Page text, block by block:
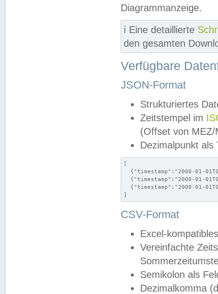
Diagrammanzeige.
ℹ️ Eine detaillierte
den gesamten
Verfügbare
JSON-Format
Strukturiertes
Zeitstempel im
(Offset von MEZ/
Dezimalpunkt als
[
{"timestamp":"2000-01-
{"timestamp":"2000-01-
{"timestamp":"2000-01-
]
CSV-Format
Excel-
Vereinfachte
Semikolon als
Dezimalkomma